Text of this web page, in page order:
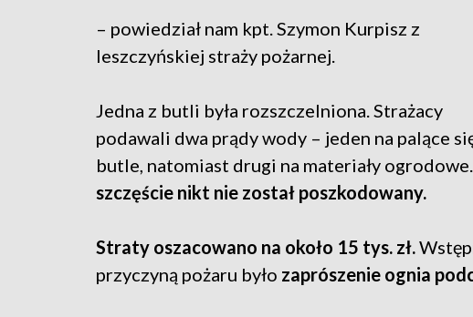
– powiedział nam kpt. Szymon Kurpisz z
leszczyńskiej straży pożarnej.
Jedna z butli była rozszczelniona.Strażacy
podawali dwa prądy wody – jeden na palące
butle, natomiast drugi na materiały ogrodowe.
szczęście nikt nie został poszkodowany.
Straty oszacowano na około 15 tys. zł.
przyczyną pożaru było zaprószenie ognia